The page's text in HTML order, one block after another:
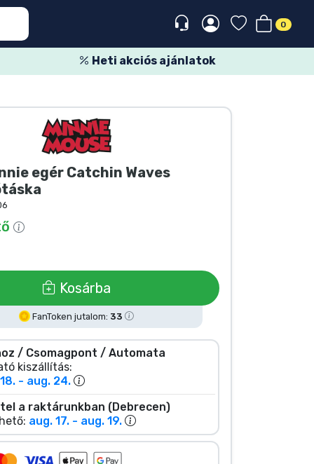
0
Heti akciós ajánlatok
egér Catchin Waves
Kosárba
FanToken jutalom: 33
/ Csomagpont / Automata
kiszállítás:
- aug. 24.
a raktárunkban (Debrecen)
aug. 17. - aug. 19.